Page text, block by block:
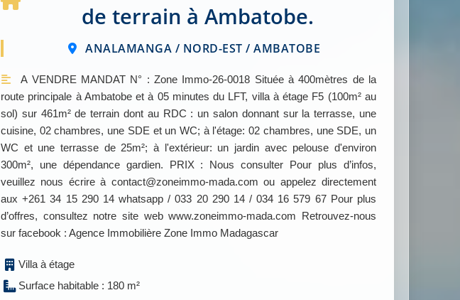
de terrain à Ambatobe.
ANALAMANGA / NORD-EST / AMBATOBE
A VENDRE MANDAT N° : Zone Immo-26-0018 Située à 400mètres de la
route principale à Ambatobe et à 05 minutes du LFT, villa à étage F5 (100m² au
sol) sur 461m² de terrain dont au RDC : un salon donnant sur la terrasse, une
cuisine, 02 chambres, une SDE et un WC; à l'étage: 02 chambres, une SDE, un
WC et une terrasse de 25m²; à l'extérieur: un jardin avec pelouse d'environ
300m², une dépendance gardien. PRIX : Nous consulter Pour plus d’infos,
veuillez nous écrire à contact@zoneimmo-mada.com ou appelez directement
aux +261 34 15 290 14 whatsapp / 033 20 290 14 / 034 16 579 67 Pour plus
d’offres, consultez notre site web www.zoneimmo-mada.com Retrouvez-nous
sur facebook : Agence Immobilière Zone Immo Madagascar
Villa à étage
Surface habitable : 180 m²